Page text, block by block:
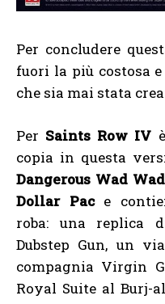
Per concludere
fuori la più costosa
che sia mai stata
Per Saints Row IV
copia in questa
Dangerous Wad
Dollar Pac e
roba: una replica
Dubstep Gun, un
compagnia Virgin
Royal Suite al Burj-